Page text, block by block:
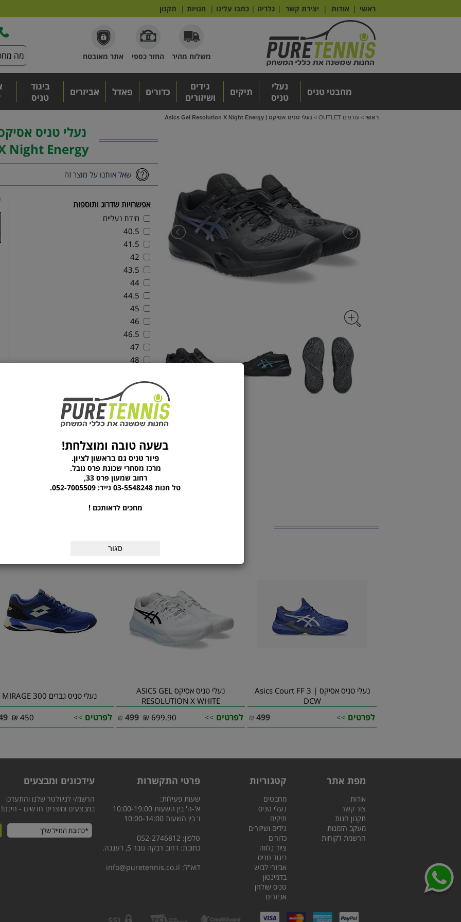
ראשי | אודות | יצירת קשר | גלריה | כתבו עלינו | חנויות | תקנון
משלוח מהיר החזר כספי אתר מאובטח
מחבטי טניס
נעלי
טניס
תיקים
גידים
ושיזורים
כדורים פאדל אביזרים
ביגוד
טניס
ראשי > עודפים OUTLET > נעלי טניס אסיקס | Asics Gel Resolution X Night Energy
Night Energy
שאל אותנו על מוצר זה
אפשרויות שדרוג ותוספות
מידת נעליים
40.5
41.5
42
43.5
44
44.5
45
46
46.5
47
48
על המוצר
טכנולוגיית ג'ל: מערכת ריפוד ג'ל ייחודית
להחזיק מעמד בכל עת כאשר יש צורך
עמידה בפני שחיקה ומספקת אחיזה מצוינת
נושמים שומרים על כפות הרגליים קרירות
נעלי טניס אסיקס | Asics Court FF 3
DCW
לפרטים >>
499
₪
נעלי טניס אסיקס ASICS GEL
RESOLUTION X WHITE
לפרטים >>
699.90 ₪
499
₪
נעלי טניס גברים MIRAGE 300
לפרטים >>
450 ₪
מפת אתר קטגוריות פרטי התקשרות עידכונים ומבצעים
אודות
צור קשר
תקנון חנות
מעקב הזמנות
הרשמת לקוחות
מחבטים
נעלי טניס
תיקים
גידים ושיזורים
כדורים
ציוד נלווה
ביגוד טניס
אביזרי לבוש
בדמינטון
טניס שולחן
אביזרים
שעות פעילות:
א'-ה' בין השעות 10:00-19:00
ו' בין השעות 10:00-14:00
טלפון: 052-2746812
כתובת: רחוב רבקה גובר 5, רעננה.
דוא"ל: info@puretennis.co.il
הרשמ/י לניוזלטר שלנו והתעדכן
במבצעים ומוצרים חדשים - חינם!
בשעה טובה ומוצלחת!
פיור טניס גם בראשון לציון.
מרכז מסחרי שכונת פרס נובל.
רחוב שמעון פרס 33,
טל חנות 03-5548248 נייד: 052-7005509.
מחכים לראותכם !
סגור